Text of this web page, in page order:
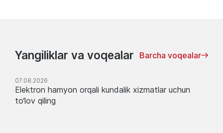
Yangiliklar va voqealar Barcha voqealar
07.08.2026
Elektron hamyon orqali kundalik xizmatlar uchun
to‘lov qiling